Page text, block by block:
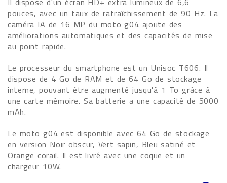
pouces, avec un taux de rafraîchissement de 90 Hz. La
caméra IA de 16 MP du moto g04 ajoute des
améliorations automatiques et des capacités de mise
au point rapide.
Le processeur du smartphone est un Unisoc T606. Il
dispose de 4 Go de RAM et de 64 Go de stockage
interne, pouvant être augmenté jusqu'à 1 To grâce à
une carte mémoire. Sa batterie a une capacité de 5000
mAh.
Le moto g04 est disponible avec 64 Go de stockage
en version Noir obscur, Vert sapin, Bleu satiné et
Orange corail. Il est livré avec une coque et un
chargeur 10W.